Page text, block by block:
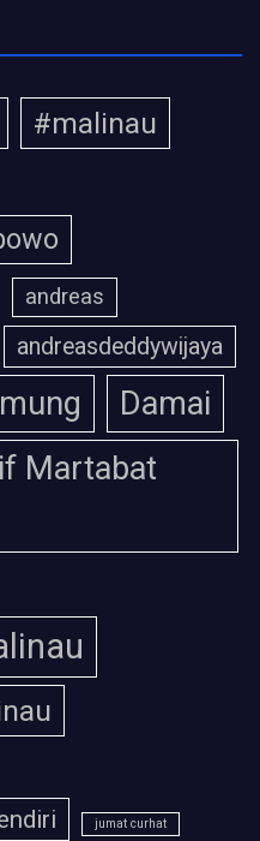
#malinau
andreas
andreasdeddywijaya
Damai
Martabat
jumat curhat